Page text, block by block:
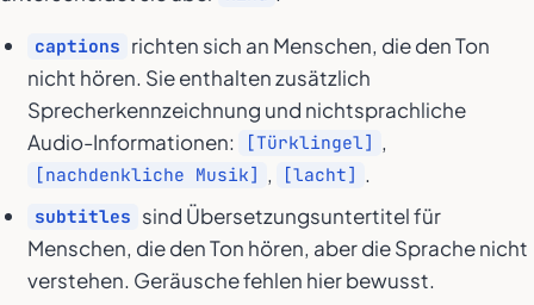
captions richten sich an Menschen, die den Ton
nicht hören. Sie enthalten zusätzlich
Sprecherkennzeichnung und nichtsprachliche
Audio-Informationen:
[Türklingel] ,
[nachdenkliche Musik] , [lacht] .
subtitles sind Übersetzungsuntertitel für
Menschen, die den Ton hören, aber die Sprache nicht
verstehen. Geräusche fehlen hier bewusst.